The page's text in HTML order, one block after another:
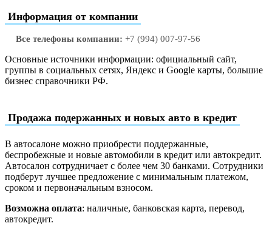
Информация от компании
Все телефоны компании: +7 (994) 007-97-56
Основные источники информации: официальный сайт,
группы в социальных сетях, Яндекс и Google карты, большие
бизнес справочники РФ.
Продажа подержанных и новых авто в кредит
В автосалоне можно приобрести поддержанные,
беспробежные и новые автомобили в кредит или автокредит.
Автосалон сотрудничает с более чем 30 банками. Сотрудники
подберут лучшее предложение с минимальным платежом,
сроком и первоначальным взносом.
Возможна оплата: наличные, банковская карта, перевод,
автокредит.